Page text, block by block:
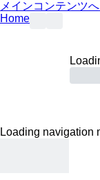
メインコンテンツ
Home
Loading navigation